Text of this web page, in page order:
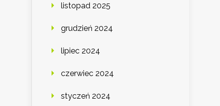
listopad 2025
grudzień 2024
lipiec 2024
czerwiec 2024
styczeń 2024